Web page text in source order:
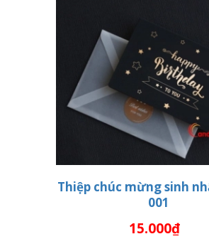
THÊM VÀO GIỎ HÀNG
Thiệp chúc mừng sinh
001
15.000₫